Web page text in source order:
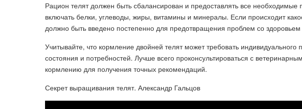
Рацион телят должен быть сбалансирован и предоставлять все
включать белки, углеводы, жиры, витамины и минералы. Если происходит
должно быть введено постепенно для предотвращения проблем со здоровьем
Учитывайте, что кормление двойней телят может требовать индивидуального
состояния и потребностей. Лучше всего проконсультироваться с
кормлению для получения точных рекомендаций.
Секрет выращивания телят. Александр Гальцов